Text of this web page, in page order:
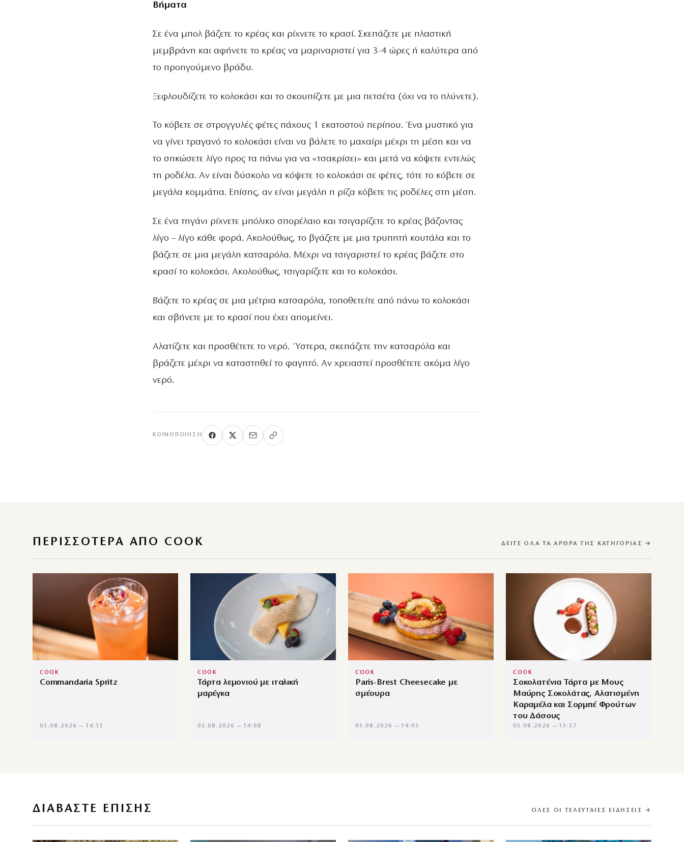
Βήματα
Σε ένα μπολ βάζετε το κρέας και ρίχνετε το κρασί. Σκεπάζετε με πλαστική
μεμβράνη και αφήνετε το κρέας να μαριναριστεί για 3-4 ώρες ή καλύτερα από
το προηγούμενο βράδυ.
Ξεφλουδίζετε το κολοκάσι και το σκουπίζετε με μια πετσέτα (όχι να το πλύνετε).
Το κόβετε σε στρογγυλές φέτες πάχους 1 εκατοστού περίπου. Ένα μυστικό για
να γίνει τραγανό το κολοκάσι είναι να βάλετε το μαχαίρι μέχρι τη μέση και να
το σηκώσετε λίγο προς τα πάνω για να «τσακρίσει» και μετά να κόψετε εντελώς
τη ροδέλα. Αν είναι δύσκολο να κόψετε το κολοκάσι σε φέτες, τότε το κόβετε σε
μεγάλα κομμάτια. Επίσης, αν είναι μεγάλη η ρίζα κόβετε τις ροδέλες στη μέση.
Σε ένα τηγάνι ρίχνετε μπόλικο σπορέλαιο και τσιγαρίζετε το κρέας βάζοντας
λίγο – λίγο κάθε φορά. Ακολούθως, το βγάζετε με μια τρυπητή κουτάλα και το
βάζετε σε μια μεγάλη κατσαρόλα. Μέχρι να τσιγαριστεί το κρέας βάζετε στο
κρασί το κολοκάσι. Ακολούθως, τσιγαρίζετε και το κολοκάσι.
Βάζετε το κρέας σε μια μέτρια κατσαρόλα, τοποθετείτε από πάνω το κολοκάσι
και σβήνετε με το κρασί που έχει απομείνει.
Αλατίζετε και προσθέτετε το νερό. Ύστερα, σκεπάζετε την κατσαρόλα και
βράζετε μέχρι να καταστηθεί το φαγητό. Αν χρειαστεί προσθέτετε ακόμα λίγο
νερό.
ΚΟΙΝΟΠΟΊΗΣΗ
ΠΕΡΙΣΣΌΤΕΡΑ ΑΠΌ COOK ΔΕΊΤΕ ΌΛΑ ΤΑ ΆΡΘΡΑ ΤΗΣ ΚΑΤΗΓΟΡΊΑΣ →
COOK
Commandaria Spritz
05.08.2026 — 14:13
COOK
Τάρτα λεμονιού με ιταλική
μαρέγκα
05.08.2026 — 14:08
COOK
Paris-Brest Cheesecake με
σμέουρα
05.08.2026 — 14:03
COOK
Σοκολατένια Τάρτα με Μους
Μαύρης Σοκολάτας, Αλατισμένη
Καραμέλα και Σορμπέ Φρούτων
του Δάσους
05.08.2026 — 13:57
ΔΙΑΒΑΣΤΕ ΕΠΙΣΗΣ ΌΛΕΣ ΟΙ ΤΕΛΕΥΤΑΊΕΣ ΕΙΔΉΣΕΙΣ →